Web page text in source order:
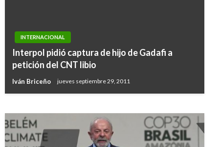
INTERNACIONAL
Interpol pidió captura de hijo de Gadafi a
petición del CNT libio
Iván Briceño jueves septiembre 29, 2011
Presidente Trump sale en defensa de su hijo: